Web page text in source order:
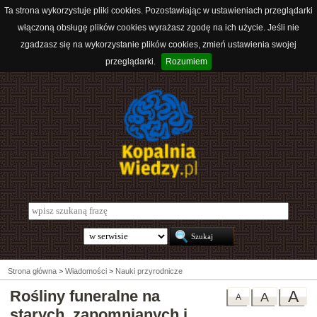
Ta strona wykorzystuje pliki cookies. Pozostawiając w ustawieniach przeglądarki
włączoną obsługę plików cookies wyrażasz zgodę na ich użycie. Jeśli nie
zgadzasz się na wykorzystanie plików cookies, zmień ustawienia swojej
przeglądarki.
Rozumiem
Strona główna > Wiadomości > Nauki przyrodnicze
A
A
A
Rośliny funeralne na